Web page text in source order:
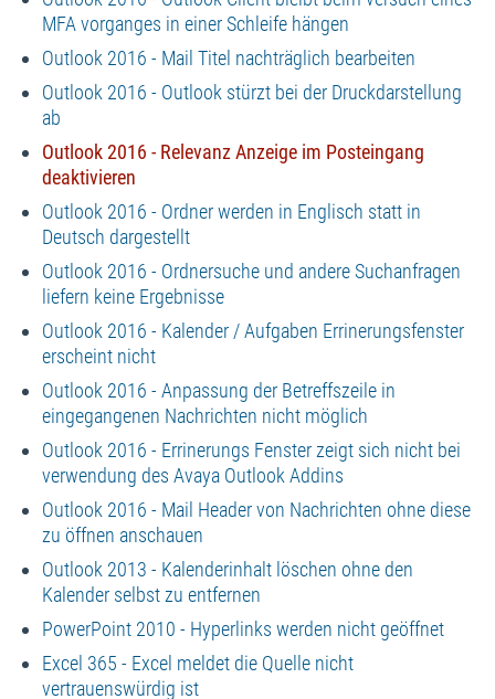
MFA vorganges in einer Schleife hängen
Outlook 2016 - Mail Titel nachträglich bearbeiten
Outlook 2016 - Outlook stürzt bei der Druckdarstellung
ab
Outlook 2016 - Relevanz Anzeige im Posteingang
deaktivieren
Outlook 2016 - Ordner werden in Englisch statt in
Deutsch dargestellt
Outlook 2016 - Ordnersuche und andere Suchanfragen
liefern keine Ergebnisse
Outlook 2016 - Kalender / Aufgaben Errinerungsfenster
erscheint nicht
Outlook 2016 - Anpassung der Betreffszeile in
eingegangenen Nachrichten nicht möglich
Outlook 2016 - Errinerungs Fenster zeigt sich nicht bei
verwendung des Avaya Outlook Addins
Outlook 2016 - Mail Header von Nachrichten ohne diese
zu öffnen anschauen
Outlook 2013 - Kalenderinhalt löschen ohne den
Kalender selbst zu entfernen
PowerPoint 2010 - Hyperlinks werden nicht geöffnet
Excel 365 - Excel meldet die Quelle nicht
vertrauenswürdig ist